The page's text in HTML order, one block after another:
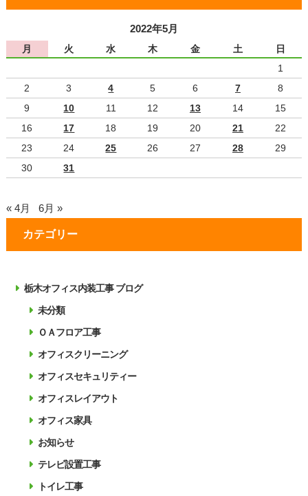
2022年5月
月 火 水 木 金 土
日
1
2
3 4 5 6 7
8
9
10 11 12 13 14
15
16
17 18 19 20 21
22
23
24 25 26 27 28
29
30
31
« 4月 6月 »
カテゴリー
栃木オフィス内装工事 ブログ
未分類
ＯＡフロア工事
オフィスクリーニング
オフィスセキュリティー
オフィスレイアウト
オフィス家具
お知らせ
テレビ設置工事
トイレ工事